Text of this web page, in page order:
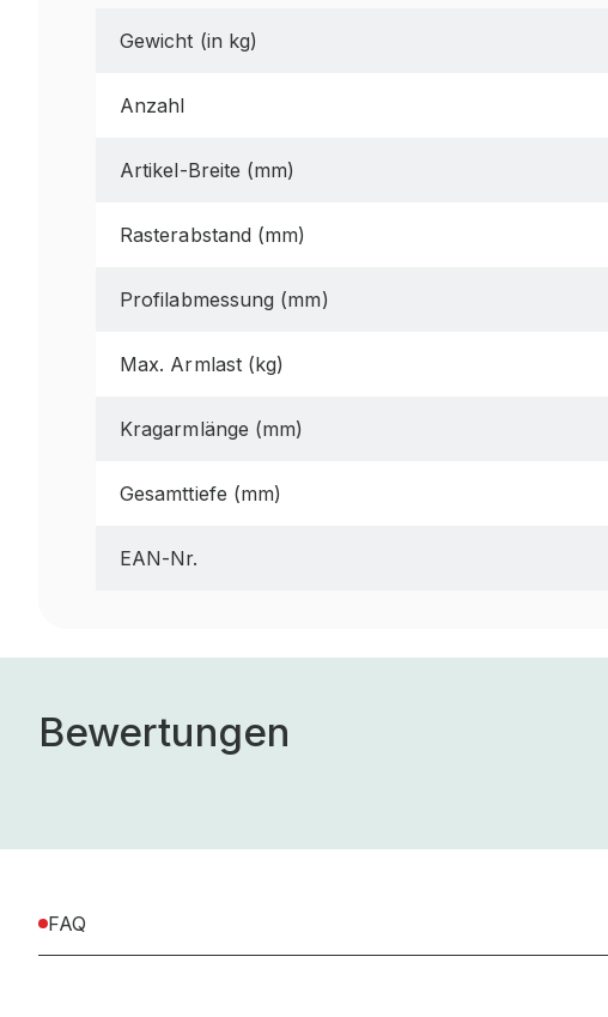
Gewicht (in kg)
Anzahl
Artikel-Breite (mm)
Rasterabstand (mm)
Profilabmessung (mm)
Max. Armlast (kg)
Kragarmlänge (mm)
Gesamttiefe (mm)
EAN-Nr.
Bewertungen
FAQ